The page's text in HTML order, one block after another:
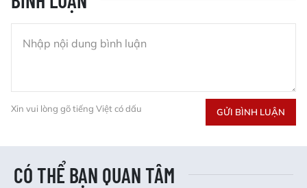
Xin vui lòng gõ tiếng Việt có dấu GỬI BÌNH LUẬN
CÓ THỂ BẠN QUAN TÂM